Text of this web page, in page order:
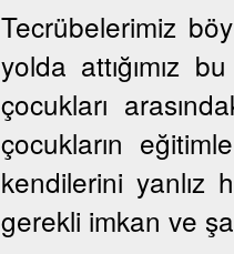
Tecrübelerimiz
yolda attığımız
çocukları
çocukların
kendilerini yanlız
gerekli imkan ve